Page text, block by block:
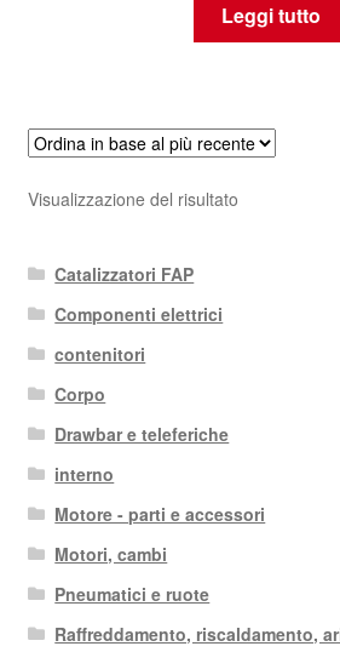
Leggi tutto
Visualizzazione del risultato
Catalizzatori FAP
Componenti elettrici
contenitori
Corpo
Drawbar e teleferiche
interno
Motore - parti e accessori
Motori, cambi
Pneumatici e ruote
Raffreddamento, riscaldamento,